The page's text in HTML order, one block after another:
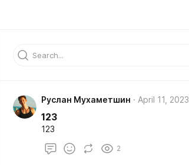
Руслан Мухаметшин April 11, 2023
123
123
2